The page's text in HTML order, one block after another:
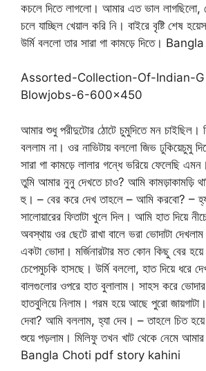
কচলে দিতে লাগলো। আমার এত ভাল লাগছিলো,
চলে যাচ্ছিল খেয়াল করি নি। বাইরে বৃষ্টি শেষ
উর্মি বললো তার সারা গা কামড়ে দিতে।
Assorted-Collection-Of-Indian-
Blowjobs-6-600×450
আমার শুধু পরীদুটোর ঠোটে চুমুদিতে মন চাইছিল।
বললাম না। ওর নাভিটায় বললো জিভ ঢুকিয়েচুমু
সারা গা কামড়ে লালার গন্ধে ভরিয়ে ফেলেছি
তুমি আমার নুনু দেখতে চাও? আমি কামড়াকামড়ি
হু। – বের করে দেখ তাহলে – আমি করবো? –
সালোয়ারের ফিতাটা খুলে দিল। আমি হাত দিয়ে
অবস্থায় ওর ছেটে রাখা বালে ভরা ভোদাটা
একটা ভোদা। মর্জিনারটার মত কোন কিছু বের
চেপেমুচকি হাসছে। উর্মি বললো, হাত দিয়ে ধরে
বালগুলোর ওপরে হাত বুলালাম। সাহস করে ভোদার
হাতবুলিয়ে নিলাম। গরম হয়ে আছে পুরো
দেবা? আমি বললাম, হ্যা দেব। – তাহলে চিত
শুয়ে পড়লাম। মিলিফু তখন খাট থেকে নেমে আমার
Bangla Choti pdf story kahini